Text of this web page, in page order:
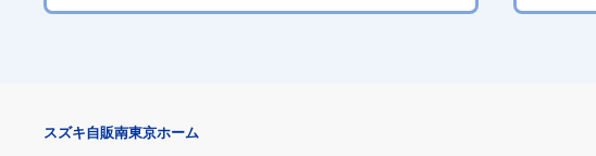
スズキ自販南東京ホーム